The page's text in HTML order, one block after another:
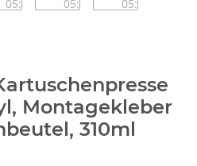
Montagekleber
310ml